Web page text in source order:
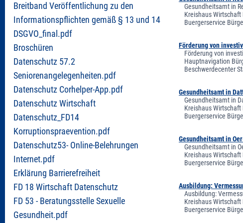
Breitband Veröffentlichung zu den
Informationspflichten gemäß § 13 und 14
DSGVO_final.pdf
Broschüren
Datenschutz 57.2
Seniorenangelegenheiten.pdf
Datenschutz Corhelper-App.pdf
Datenschutz Wirtschaft
Datenschutz_FD14
Korruptionspraevention.pdf
Datenschutz53- Online-Belehrungen
Internet.pdf
Erklärung Barrierefreiheit
FD 18 Wirtschaft Datenschutz
FD 53 - Beratungsstelle Sexuelle
Gesundheit.pdf
Gesundheitsamt in
Kreishaus
Buergerservice
Förderung von
Förderung von
Hauptnavigation
Beschwerdecenter
Gesundheitsamt in
Gesundheitsamt in
Kreishaus
Buergerservice
Gesundheitsamt in
Gesundheitsamt in
Kreishaus
Buergerservice
Ausbildung:
Ausbildung:
Kreishaus
Buergerservice